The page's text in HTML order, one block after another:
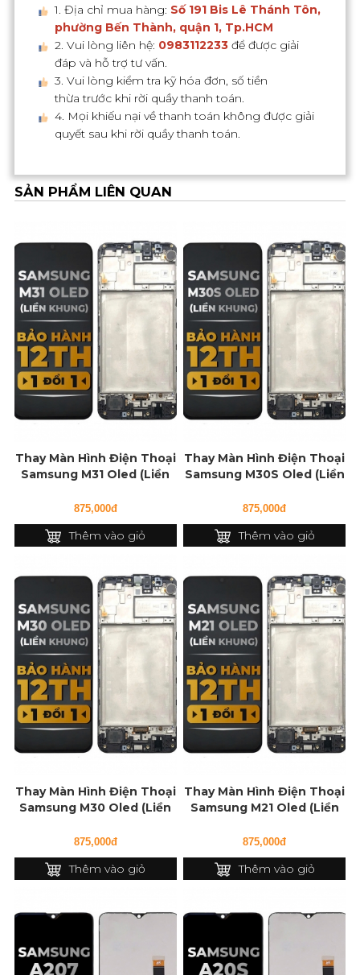
1. Địa chỉ mua hàng: Số 191 Bis Lê Thánh Tôn,
phường Bến Thành, quận 1, Tp.HCM
2. Vui lòng liên hệ: 0983112233để được giải
đáp và hỗ trợ tư vấn.
3. Vui lòng kiểm tra kỹ hóa đơn, số tiền
thừa trước khi rời quầy thanh toán.
4. Mọi khiếu nại về thanh toán không được giải
quyết sau khi rời quầy thanh toán.
SẢN PHẨM LIÊN QUAN
Thay Màn Hình Điện Thoại
Samsung M31 Oled (Liền
875,000đ
Thêm vào giỏ
Thay Màn Hình Điện Thoại
Samsung M30S Oled (Liền
875,000đ
Thêm vào giỏ
Thay Màn Hình Điện Thoại
Samsung M30 Oled (Liền
875,000đ
Thêm vào giỏ
Thay Màn Hình Điện Thoại
Samsung M21 Oled (Liền
875,000đ
Thêm vào giỏ